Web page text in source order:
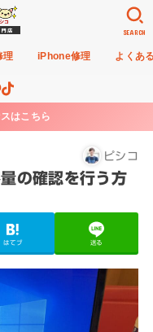
理 iPhone修理 よくあ
SEARCH
はこちら
ピシコ
の確認を行う方
はてブ 送る